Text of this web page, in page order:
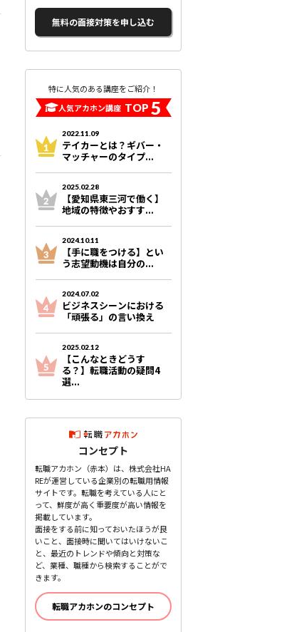
無料の面接対策を申し込む
特に人気のある講座をご紹介！
人気アカホン講座 TOP 5
2022.11.09
テイカーとは？ギバー・
マッチャーのタイプ...
2025.02.28
【愛知県東三河で働く】
地域の特徴やおすす...
2024.10.11
【手に職をつける】とい
う志望動機は自分の...
2024.07.02
ビジネスシーンにおける
「頑張る」の言い換え
2025.02.12
【こんなときどうす
る？】転職活動の疑問4
選...
コンセプト
転職アカホン（赤本）は、株式会社HA
REが運営している企業別の転職用情報
サイトです。転職を考えている人にと
って、鮮度が高く重要度が高い情報を
掲載しています。
面接をする前に知っておいたほうが良
いこと、面接時に聞いてはいけないこ
と、最近のトレンドや傾向と対策な
ど、業種、職種から検索することがで
きます。
転職アカホンのコンセプト